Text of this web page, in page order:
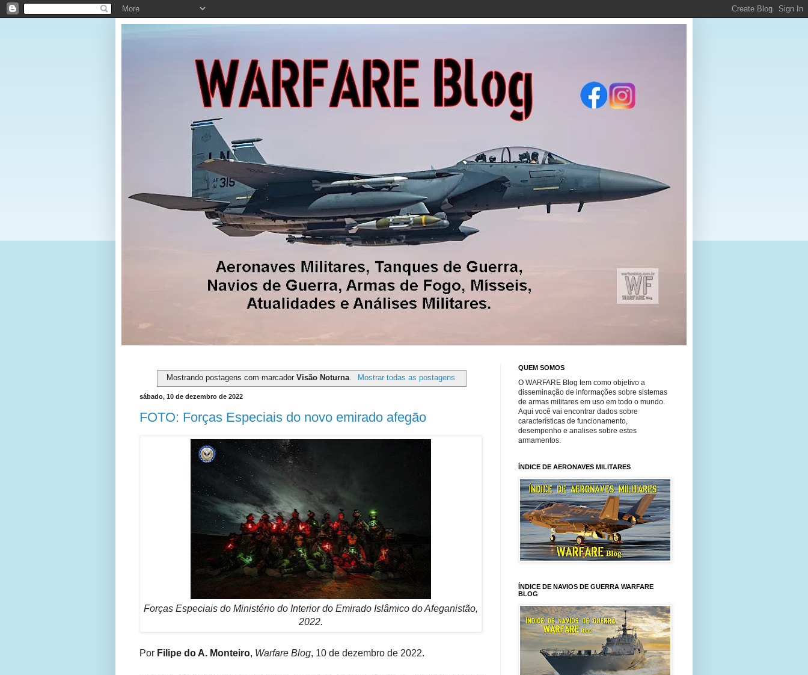
Mostrando postagens com marcadorVisão Noturna Mostrar todas as postagens
sábado, 10 de dezembro de 2022
FOTO: Forças Especiais do novo emirado afegão
Forças Especiais do Ministério do Interior do Emirado Islâmico do Afeganistão,
2022.
Por Filipe do A. Monteiro, Warfare Blog, 10 de dezembro de 2022.
QUEM SOMOS
O WARFARE Blog tem como objetivo a
disseminação de informações sobre sistemas
de armas militares em uso em todo o mundo.
Aqui você vai encontrar dados sobre
características de funcionamento,
desempenho e analises sobre estes
armamentos.
ÍNDICE DE AERONAVES MILITARES
ÍNDICE DE NAVIOS DE GUERRA WARFARE
BLOG